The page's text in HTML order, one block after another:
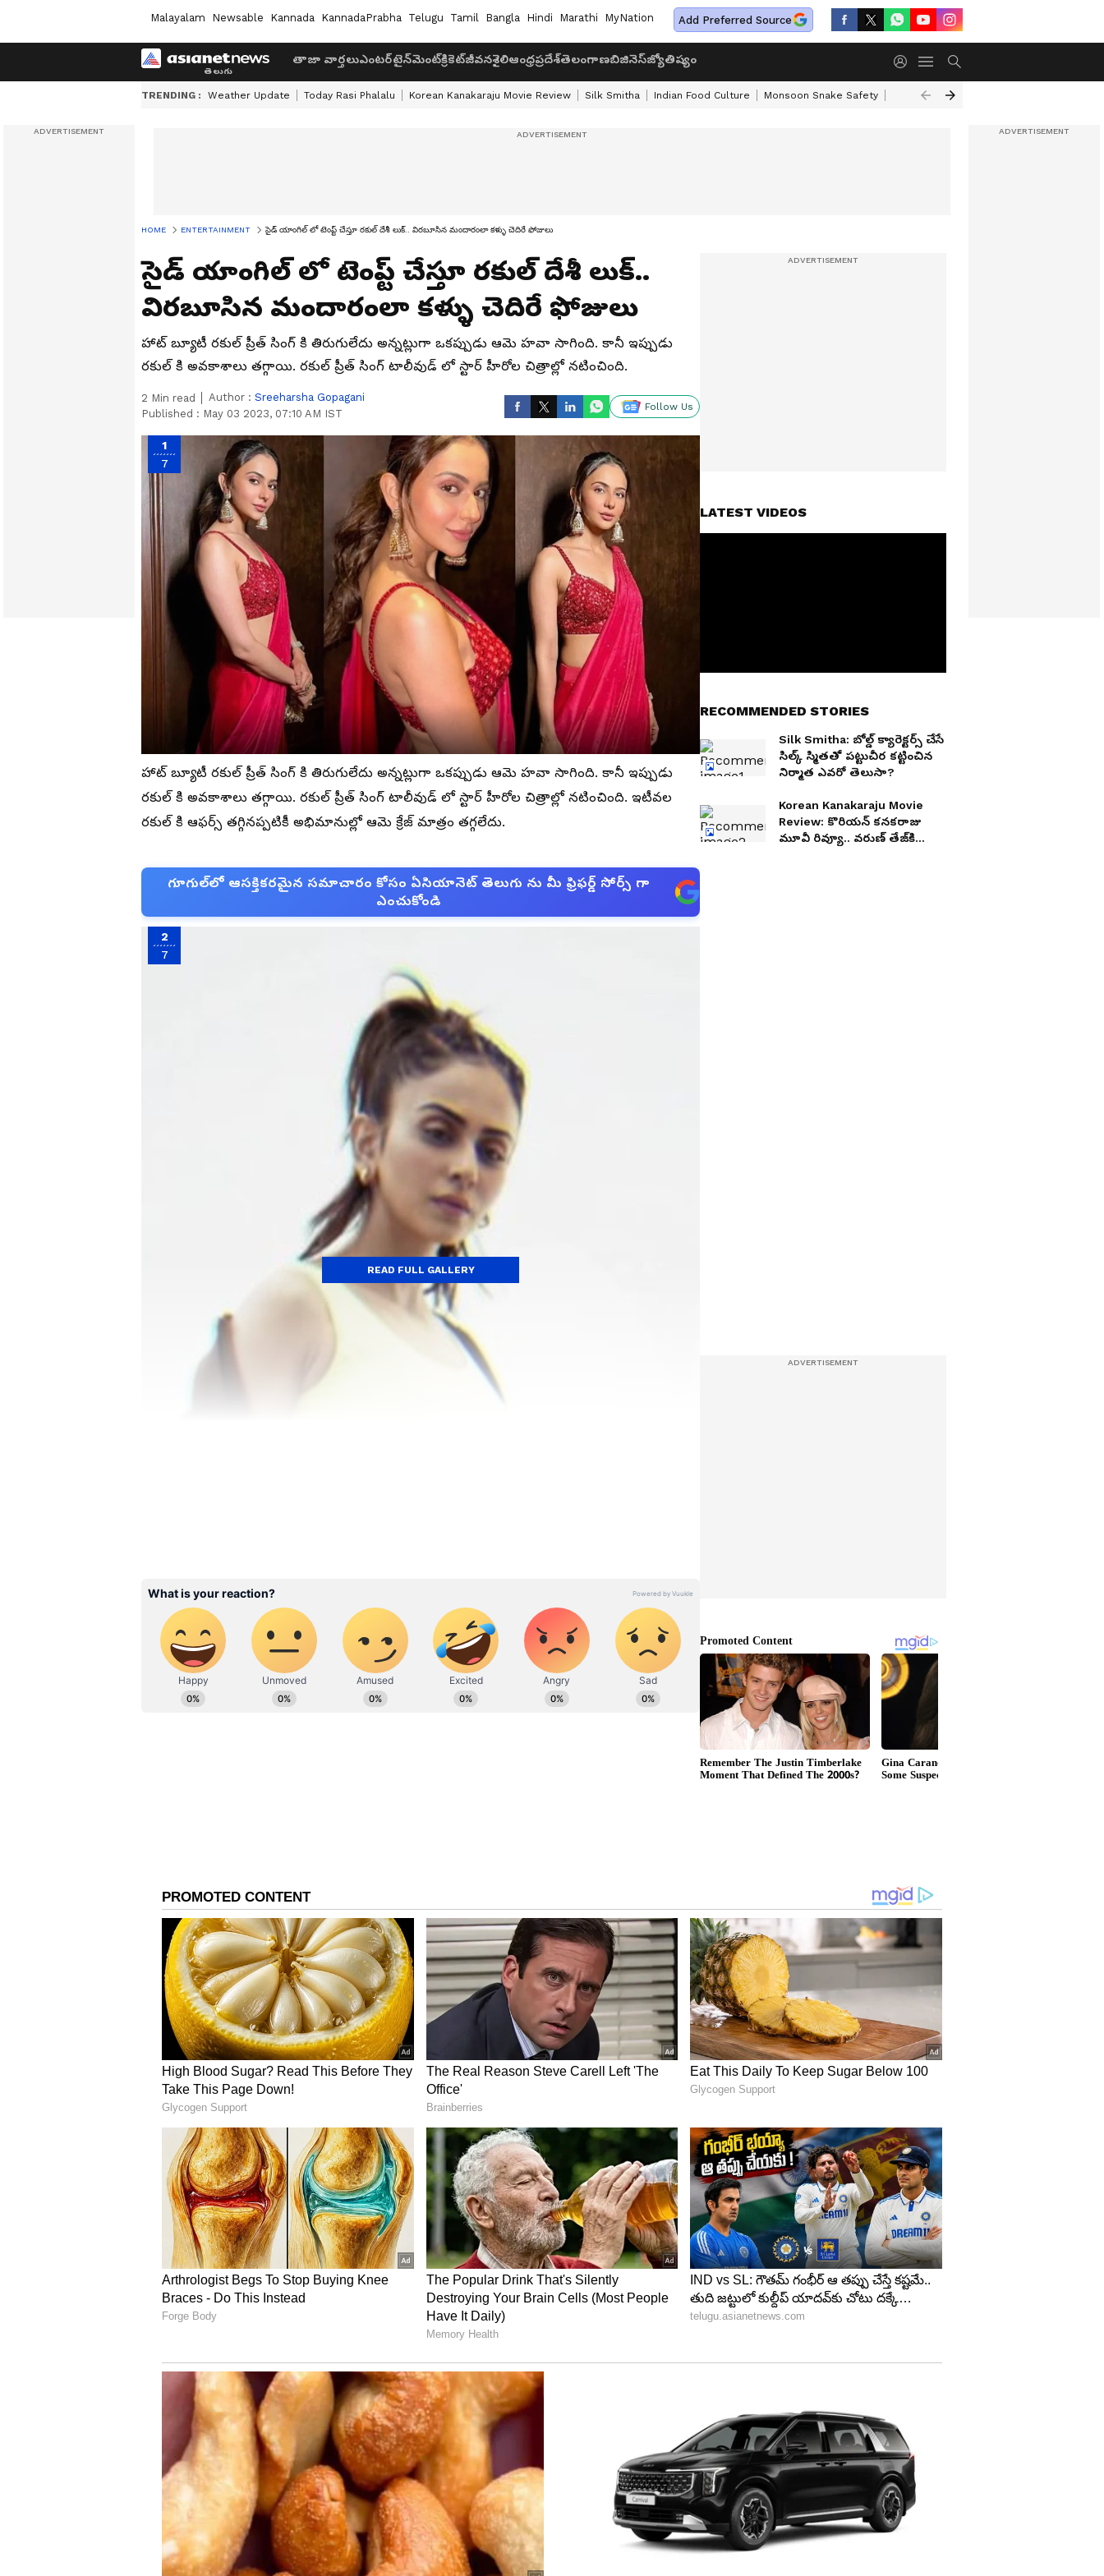
Malayalam Newsable Kannada KannadaPrabha Telugu Tamil Bangla Hindi Marathi MyNation Add Preferred Source
తాజా వార్తలుఎంటర్‌టైన్‌మెంట్క్రికెట్జీవనశైలిఆంధ్రప్రదేశ్తెలంగాణబిజినెస్జ్యోతిష్యం
TRENDING : Weather Update Today Rasi Phalalu Korean Kanakaraju Movie Review Silk Smitha Indian Food Culture Monsoon Snake Safety Akkineni Nageswara Rao
HOME ENTERTAINMENT సైడ్ యాంగిల్ లో టెంప్ట్ చేస్తూ రకుల్ దేశీ లుక్.. విరబూసిన మందారంలా కళ్ళు చెదిరే ఫోజులు
సైడ్ యాంగిల్ లో టెంప్ట్ చేస్తూ రకుల్ దేశీ లుక్..
విరబూసిన మందారంలా కళ్ళు చెదిరే ఫోజులు
హాట్ బ్యూటీ రకుల్ ప్రీత్ సింగ్ కి తిరుగులేదు అన్నట్లుగా ఒకప్పుడు ఆమె హవా సాగింది. కానీ ఇప్పుడు
రకుల్ కి అవకాశాలు తగ్గాయి. రకుల్ ప్రీత్ సింగ్ టాలీవుడ్ లో స్టార్ హీరోల చిత్రాల్లో నటించింది.
2 Min read Author : Sreeharsha Gopagani
Published : May 03 2023, 07:10 AM IST
Follow Us
1
7
హాట్ బ్యూటీ రకుల్ ప్రీత్ సింగ్ కి తిరుగులేదు అన్నట్లుగా ఒకప్పుడు ఆమె హవా సాగింది. కానీ ఇప్పుడు
రకుల్ కి అవకాశాలు తగ్గాయి. రకుల్ ప్రీత్ సింగ్ టాలీవుడ్ లో స్టార్ హీరోల చిత్రాల్లో నటించింది. ఇటీవల
రకుల్ కి ఆఫర్స్ తగ్గినప్పటికీ అభిమానుల్లో ఆమె క్రేజ్ మాత్రం తగ్గలేదు.
గూగుల్‌లో ఆసక్తికరమైన సమాచారం కోసం ఏసియానెట్ తెలుగు ను మీ ఫ్రిఫర్డ్ సోర్స్ గా
ఎంచుకోండి
2
7
సోషల్ మీడియాలో రకుల్ ఎప్పుడూ తన గ్లామర్ పిక్స్ తో సర్ ప్రైజ్ లు ఇస్తూనే ఉంటుంది. రకుల్ ప్రీత్ సింగ్
ఎప్పుడూ అందంగా కనిపించేందుకు ప్రయత్నిస్తూ ఉంటుంది. తాజాగా రకుల్ దేశీ లుక్ లో తన ఘాటైన
అందాలు పంచుతూ మెస్మరైజ్ చేస్తోంది.
రెడ్ డిజైనర్ శారీలో రకుల్ ఎంతో సెక్సీగా ఉన్న ఫోజులు కుర్రాళ్ళని చూపు తిప్పుకోనీయడం లేదు. దేశీ లుక్
లో కంఫర్టబుల్ గా ఉండాలంటే ఇలాంటి డ్రెస్ వేసుకోవాలి అంటూ రకుల్ క్యాప్షన్ ఇచ్చింది.
READ FULL GALLERY
LATEST VIDEOS
RECOMMENDED STORIES
Silk Smitha: బోల్డ్ క్యారెక్టర్స్ చేసే
సిల్క్ స్మితతో పట్టుచీర కట్టించిన
నిర్మాత ఎవరో తెలుసా?
Korean Kanakaraju Movie
Review: కొరియన్‌ కనకరాజు
మూవీ రివ్యూ.. వరుణ్‌ తేజ్‌కి